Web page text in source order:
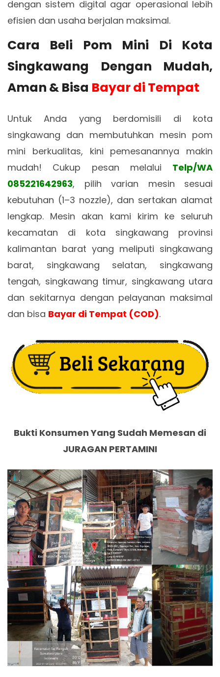
dengan sistem digital agar operasional lebih
efisien dan usaha berjalan maksimal.
Cara Beli Pom Mini Di Kota
Singkawang Dengan Mudah,
Aman & Bisa Bayar di Tempat
Untuk Anda yang berdomisili di kota
singkawang dan membutuhkan mesin pom
mini berkualitas, kini pemesanannya makin
mudah! Cukup pesan melalui Telp/WA
085221642963, pilih varian mesin sesuai
kebutuhan (1–3 nozzle), dan sertakan alamat
lengkap. Mesin akan kami kirim ke seluruh
kecamatan di kota singkawang provinsi
kalimantan barat yang meliputi singkawang
barat, singkawang selatan, singkawang
tengah, singkawang timur, singkawang utara
dan sekitarnya dengan pelayanan maksimal
dan bisa Bayar di Tempat (COD).
Bukti Konsumen Yang Sudah Memesan di
JURAGAN PERTAMINI